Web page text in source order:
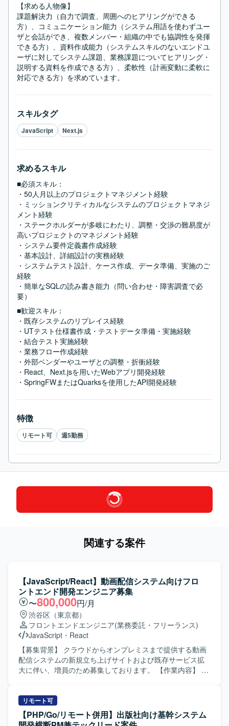
【求める人物像】
課題解決力（自力で調査、周囲へのヒアリングができる
方）、コミュニケーション能力（システム用語を使わずユー
ザと会話ができ、複数メンバー・組織の中でも協調性を発揮
できる方）、資料作成能力（システムスキルのないエンドユ
ーザに対してシステム課題、業務課題についてヒアリング・
説明する資料を作成できる方）、柔軟性（計画変動に柔軟に
対応できる方）を求めています。
スキルタグ
JavaScript Next.js
求めるスキル
■必須スキル：
・50人月以上のプロジェクトマネジメント経験
・ミッションクリティカルなシステムのプロジェクトマネジ
メント経験
・ステークホルダーが多岐にわたり、調整・交渉の難易度が
高いプロジェクトのマネジメント経験
・システム要件定義書作成経験
・基本設計、詳細設計の実務経験
・システムテスト設計、ケース作成、データ準備、実施のご
経験
・簡単なSQLの読み書き能力（問い合わせ・障害調査で必
要）
■歓迎スキル：
・既存システムのリプレイス経験
・UTテスト仕様書作成・テストデータ準備・実施経験
・結合テスト実施経験
・業務フロー作成経験
・外部ベンダーやユーザとの調整・折衝経験
・React、Next.jsを用いたWebアプリ開発経験
・SpringFWまたはQuarksを使用したAPI開発経験
特徴
リモート可 週5勤務
関連する案件
【JavaScript/React】動画配信システム向けフロ
ントエンド開発エンジニア募集
〜800,000円/月
渋谷区（東京都）
フロントエンドエンジニア(業務委託・フリーランス)
JavaScript ・ React
【募集背景】 クラウドからオンプレミスまで提供する動画
配信システムの新規立ち上げサイトおよび既存サービス拡
大に伴い、増員のため募集しております。 【作業内容】 動
HTML/CSS/JavaScript/Node.js/Reactを用いたSPAおよび
SSRのWebサイト開発を行います。 詳細設計、製造、単体
テスト、プロジェクトによっては保守・運用までをご対応
リモート可
【PHP/Go/リモート併用】出版社向け基幹システム